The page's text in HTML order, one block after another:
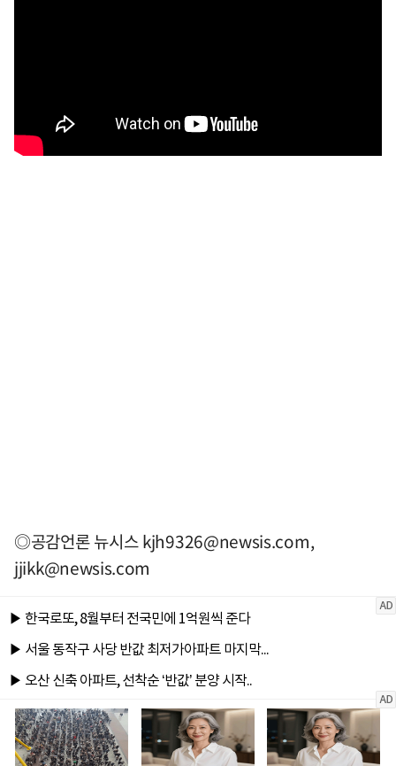
◎공감언론 뉴시스kjh9326@newsis.com,
jjikk@newsis.com